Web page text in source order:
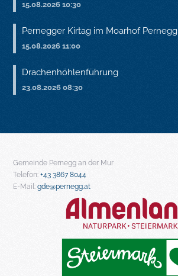
15.08.2026 10:30
Pernegger Kirtag im Moarhof Pernegg
15.08.2026 11:00
Drachenhöhlenführung
23.08.2026 08:30
Gemeinde Pernegg an der Mur
Telefon: +43 3867 8044
E-Mail: gde@pernegg.at